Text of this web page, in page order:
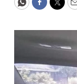
WhatsApp